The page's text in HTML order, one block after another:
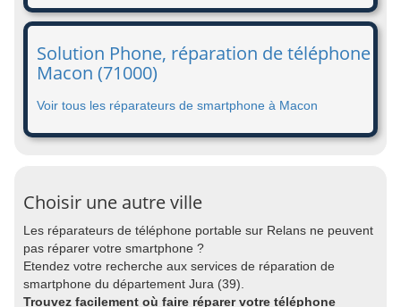
Solution Phone, réparation de téléphone
Macon (71000)
Voir tous les réparateurs de smartphone à Macon
Choisir une autre ville
Les réparateurs de téléphone portable sur Relans ne peuvent
pas réparer votre smartphone ?
Etendez votre recherche aux services de réparation de
smartphone du département Jura (39).
Trouvez facilement où faire réparer votre téléphone